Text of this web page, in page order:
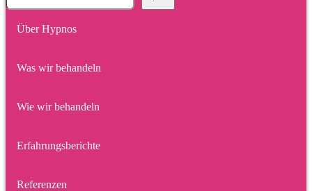
Über Hypnos
Was wir behandeln
Wie wir behandeln
Erfahrungsberichte
Referenzen